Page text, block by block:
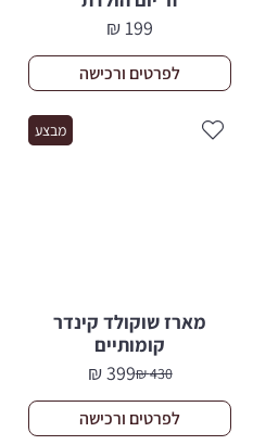
199
₪
לפרטים ורכישה
מבצע
מארז שוקולד קינדר
קומותיים
430
₪המחיר
המקורי
היה:
399
₪
המחיר
הנוכחי
הוא:
לפרטים ורכישה